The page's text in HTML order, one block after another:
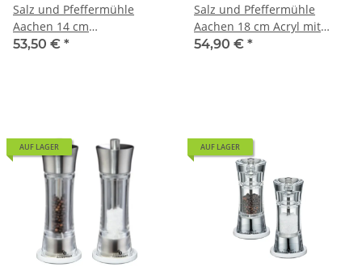
Salz und Pfeffermühle
Aachen 14 cm
Edelstahl/Acryl mit
53,50 € *
Salz und Pfeffermühle
Aachen 18 cm Acryl mit
Untersetzer
54,90 € *
AUF LAGER AUF LAGER